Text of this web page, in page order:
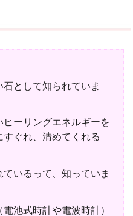
として知られていま
ーリングエネルギーを
ぐれ、清めてくれる
いるって、知っていま
池式時計や電波時計）